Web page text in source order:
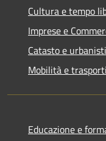
Cultura e tempo
Imprese e
Catasto e
Mobilità e trasporti
Educazione e